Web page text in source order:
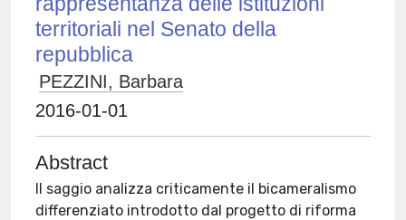
territoriali nel Senato della
repubblica
PEZZINI, Barbara
2016-01-01
Abstract
Il saggio analizza criticamente il bicameralismo
differenziato introdotto dal progetto di riforma